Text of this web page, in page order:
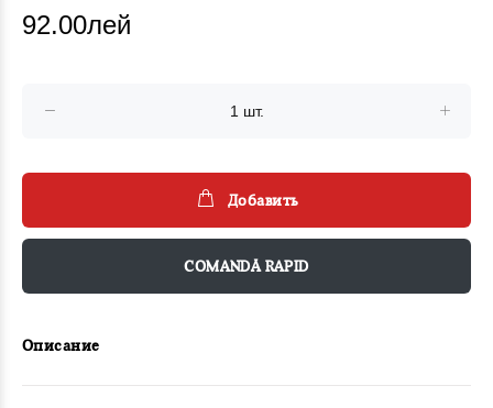
92.00лей
Добавить
COMANDĂ RAPID
Описание